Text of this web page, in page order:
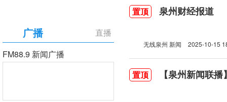
直播
广播
FM88.9 新闻广播
置顶 泉州财经报道
无线泉州 新闻 2025-10-15
置顶 【泉州新闻联